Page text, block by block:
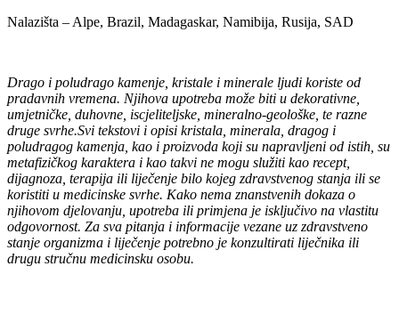
Nalazišta – Alpe, Brazil, Madagaskar, Namibija, Rusija, SAD
Drago i poludrago kamenje, kristale i minerale ljudi koriste od
pradavnih vremena. Njihova upotreba može biti u dekorativne,
umjetničke, duhovne, iscjeliteljske, mineralno-geološke, te razne
druge svrhe.Svi tekstovi i opisi kristala, minerala, dragog i
poludragog kamenja, kao i proizvoda koji su napravljeni od istih, su
metafizičkog karaktera i kao takvi ne mogu služiti kao recept,
dijagnoza, terapija ili liječenje bilo kojeg zdravstvenog stanja ili se
koristiti u medicinske svrhe. Kako nema znanstvenih dokaza o
njihovom djelovanju, upotreba ili primjena je isključivo na vlastitu
odgovornost. Za sva pitanja i informacije vezane uz zdravstveno
stanje organizma i liječenje potrebno je konzultirati liječnika ili
drugu stručnu medicinsku osobu.